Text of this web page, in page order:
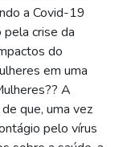
a Covid-19
crise da
do
em uma
A
que, uma vez
pelo vírus